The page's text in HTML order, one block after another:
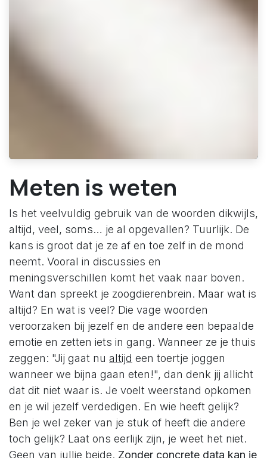
Meten is weten
Is het veelvuldig gebruik van de woorden dikwijls,
altijd, veel, soms… je al opgevallen? Tuurlijk. De
kans is groot dat je ze af en toe zelf in de mond
neemt. Vooral in discussies en
meningsverschillen komt het vaak naar boven.
Want dan spreekt je zoogdierenbrein. Maar wat is
altijd? En wat is veel? Die vage woorden
veroorzaken bij jezelf en de andere een bepaalde
emotie en zetten iets in gang. Wanneer ze je thuis
zeggen: "Jij gaat nu altijd een toertje joggen
wanneer we bijna gaan eten!", dan denk jij allicht
dat dit niet waar is. Je voelt weerstand opkomen
en je wil jezelf verdedigen. En wie heeft gelijk?
Ben je wel zeker van je stuk of heeft die andere
toch gelijk? Laat ons eerlijk zijn, je weet het niet.
Geen van jullie beide. Zonder concrete data kan je